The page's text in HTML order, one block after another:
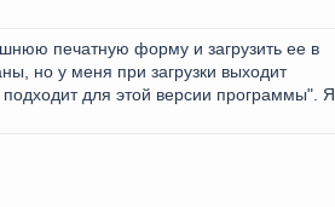
печатную форму и загрузить ее в
но у меня при загрузки выходит
для этой версии программы". Я